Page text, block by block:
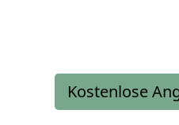
Kostenlose